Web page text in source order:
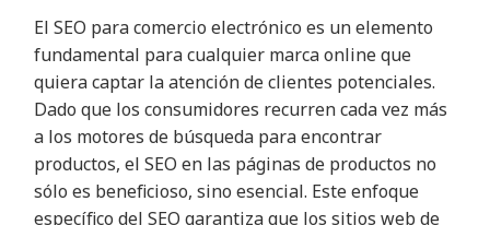
El SEO para comercio electrónico es un elemento
fundamental para cualquier marca online que
quiera captar la atención de clientes potenciales.
Dado que los consumidores recurren cada vez más
a los motores de búsqueda para encontrar
productos, el SEO en las páginas de productos no
sólo es beneficioso, sino esencial. Este enfoque
específico del SEO garantiza que los sitios web de